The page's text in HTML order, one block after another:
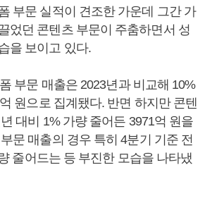
부문 실적이 견조한 가운데 그간 가
었던 콘텐츠 부문이 주춤하면서 성
을 보이고 있다.
부문 매출은 2023년과 비교해 10%
원으로 집계됐다. 반면 하지만 콘텐
대비 1% 가량 줄어든 3971억 원을
문 매출의 경우 특히 4분기 기준 전
줄어드는 등 부진한 모습을 나타냈